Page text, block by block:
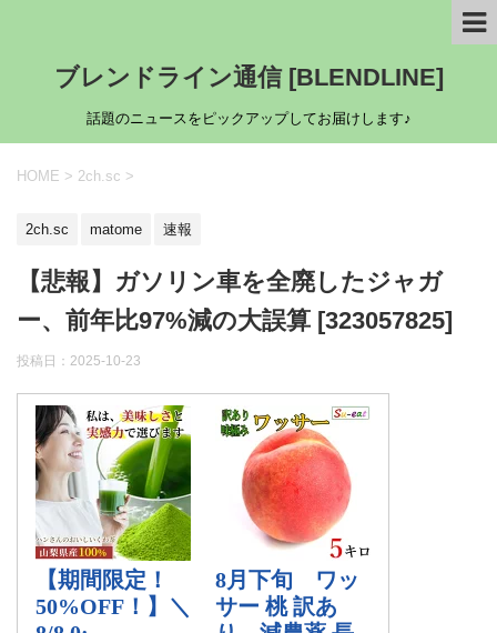
ブレンドライン通信 [BLENDLINE]
話題のニュースをピックアップしてお届けします♪
HOME > 2ch.sc >
2ch.sc matome 速報
【悲報】ガソリン車を全廃したジャガ
ー、前年比97%減の大誤算 [323057825]
投稿日： 2025-10-23